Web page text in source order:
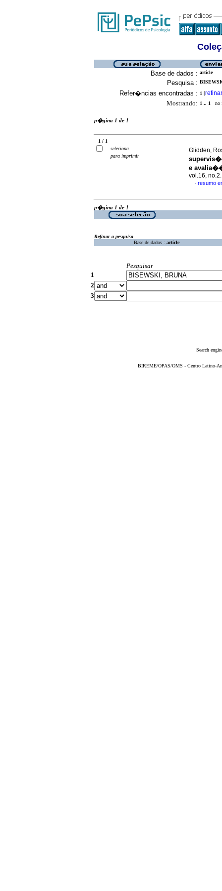
Base de dados : article
Pesquisa :
Refer�ncias encontradas : 1 [refinar
Mostrando: 1 .. 1 no
p�gina 1 de 1
1 / 1
seleciona
para imprimir
Glidden,
e
vol.16,
· resumo
p�gina 1 de 1
Refinar a pesquisa
Base de dados : article
Pesquisar
1
2
3
Search
BIREME/OPAS/OMS - Centro Latino-